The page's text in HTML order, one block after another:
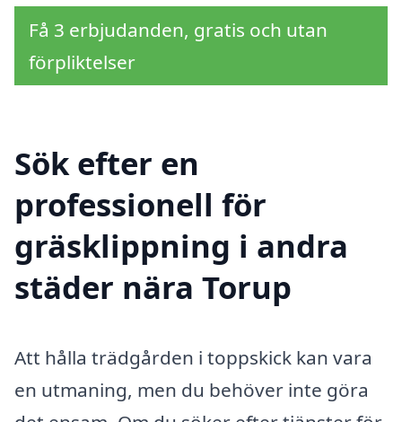
Få 3 erbjudanden, gratis och utan
förpliktelser
Sök efter en
professionell för
gräsklippning i andra
städer nära Torup
Att hålla trädgården i toppskick kan vara
en utmaning, men du behöver inte göra